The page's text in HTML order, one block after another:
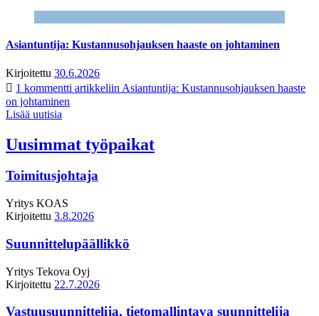
Asiantuntija: Kustannusohjauksen haaste on johtaminen
Kirjoitettu 30.6.2026
1 kommentti artikkeliin Asiantuntija: Kustannusohjauksen haaste
on johtaminen
Lisää uutisia
Uusimmat työpaikat
Toimitusjohtaja
Yritys KOAS
Kirjoitettu 3.8.2026
Suunnittelupäällikkö
Yritys Tekova Oyj
Kirjoitettu 22.7.2026
Vastuusuunnittelija, tietomallintava suunnittelija